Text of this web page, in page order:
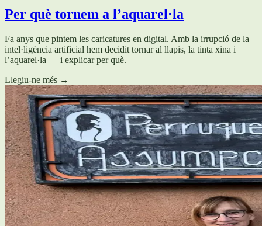
Per què tornem a l’aquarel·la
Fa anys que pintem les caricatures en digital. Amb la irrupció de la
intel·ligència artificial hem decidit tornar al llapis, la tinta xina i
l’aquarel·la — i explicar per què.
Llegiu-ne més →